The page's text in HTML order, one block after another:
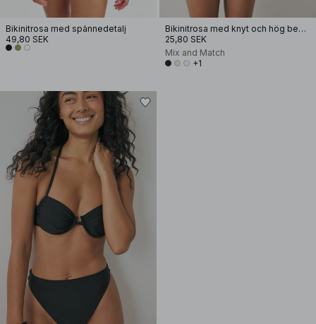
Bikinitrosa med spännedetalj
49,80 SEK
Bikinitrosa med knyt och hög benskärning
25,80 SEK
Mix and Match
+1